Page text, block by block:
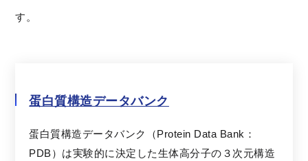
す。
蛋白質構造データバンク
蛋白質構造データバンク（Protein Data Bank：
PDB）は実験的に決定した生体高分子の３次元構造